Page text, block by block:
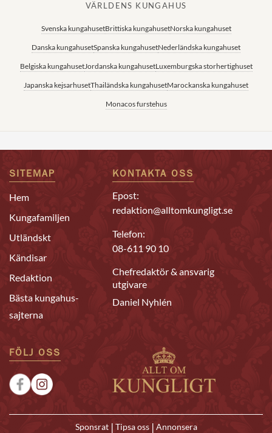
VÄRLDENS KUNGAHUS
Svenska kungahusetBrittiska kungahusetNorska kungahuset
Danska kungahusetSpanska kungahusetNederländska kungahuset
Belgiska kungahusetJordanska kungahusetLuxemburgska storhertighuset
Japanska kejsarhusetThailändska kungahusetMarockanska kungahuset
Monacos furstehus
SITEMAP
Hem
Kungafamiljen
Utländskt
Kändisar
Redaktion
Bästa kungahus-
sajterna
KONTAKTA OSS
Epost:
redaktion@alltomkungligt.se
Telefon:
08-611 90 10
Chefredaktör & ansvarig
utgivare
Daniel Nyhlén
FÖLJ OSS
Sponsrat | Tipsa oss | Annonsera